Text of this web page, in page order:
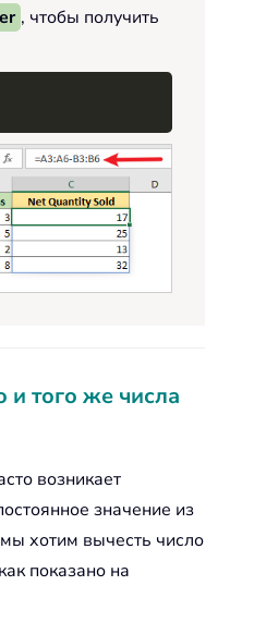
, чтобы получить
и того же числа
возникает
значение из
хотим вычесть число
показано на